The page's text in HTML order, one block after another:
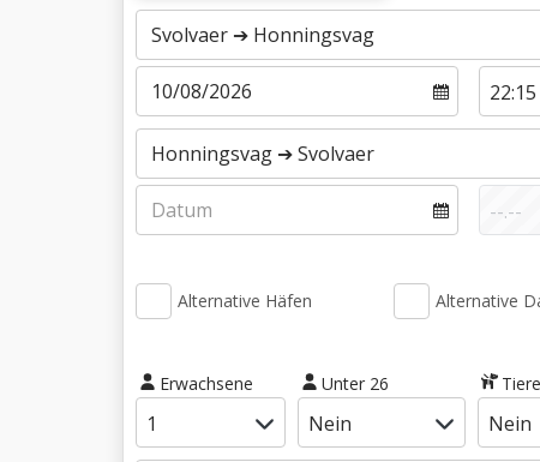
Alternative Häfen Alternative
Erwachsene Unter 26 Tiere